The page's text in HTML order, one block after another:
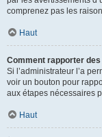
comprenez pas les
Haut
Comment rapporter
Si l’administrateur l’a
voir un bouton pour
aux étapes nécessaires
Haut